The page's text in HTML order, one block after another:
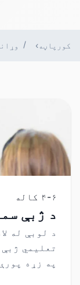
کورپاڼه
۴-۶ کاله
د ژبې
د لوبې له
تعلیمي ژبې
په زړه